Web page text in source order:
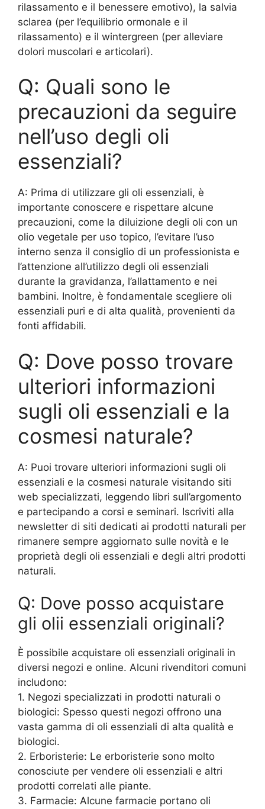
rilassamento e il benessere emotivo), la salvia
sclarea (per l’equilibrio ormonale e il
rilassamento) e il wintergreen (per alleviare
dolori muscolari e articolari).
Q: Quali sono le
precauzioni da seguire
nell’uso degli oli
essenziali?
A: Prima di utilizzare gli oli essenziali, è
importante conoscere e rispettare alcune
precauzioni, come la diluizione degli oli con un
olio vegetale per uso topico, l’evitare l’uso
interno senza il consiglio di un professionista e
l’attenzione all’utilizzo degli oli essenziali
durante la gravidanza, l’allattamento e nei
bambini. Inoltre, è fondamentale scegliere oli
essenziali puri e di alta qualità, provenienti da
fonti affidabili.
Q: Dove posso trovare
ulteriori informazioni
sugli oli essenziali e la
cosmesi naturale?
A: Puoi trovare ulteriori informazioni sugli oli
essenziali e la cosmesi naturale visitando siti
web specializzati, leggendo libri sull’argomento
e partecipando a corsi e seminari. Iscriviti alla
newsletter di siti dedicati ai prodotti naturali per
rimanere sempre aggiornato sulle novità e le
proprietà degli oli essenziali e degli altri prodotti
naturali.
Q: Dove posso acquistare
gli olii essenziali originali?
È possibile acquistare oli essenziali originali in
diversi negozi e online. Alcuni rivenditori comuni
includono:
1. Negozi specializzati in prodotti naturali o
biologici: Spesso questi negozi offrono una
vasta gamma di oli essenziali di alta qualità e
biologici.
2. Erboristerie: Le erboristerie sono molto
conosciute per vendere oli essenziali e altri
prodotti correlati alle piante.
3. Farmacie: Alcune farmacie portano oli